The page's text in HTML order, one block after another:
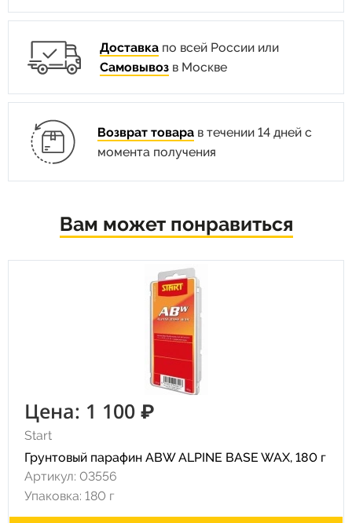
Доставка по всей России или
Самовывоз в Москве
Возврат товарав течении 14 дней с
момента получения
Вам может понравиться
Цена: 1 100 ₽
Start
Грунтовый парафин ABW ALPINE BASE WAX, 180 г
Артикул: 03556
Упаковка: 180 г